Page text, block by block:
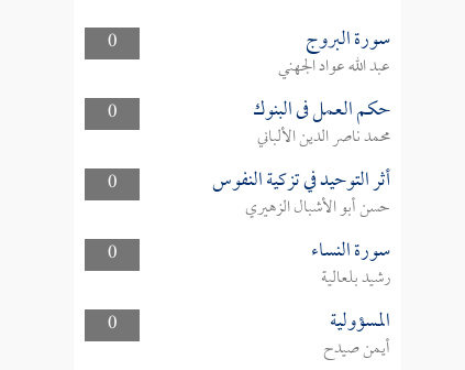
0 سورة البروج
عبد الله عواد الجهني
0
حكم العمل فى البنوك
محمد ناصر الدين الألباني
0
أثر التوحيد في تزكية النفوس
حسن أبو الأشبال الزهيري
0
سورة النساء
رشيد بلعالية
0
المسؤولية
أيمن صيدح